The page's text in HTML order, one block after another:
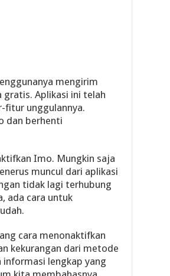
mengirim
gratis. Aplikasi ini telah
fitur unggulannya.
dan berhenti
Imo. Mungkin saja
muncul dari aplikasi
tidak lagi terhubung
ada cara untuk
cara menonaktifkan
kekurangan dari metode
lengkap yang